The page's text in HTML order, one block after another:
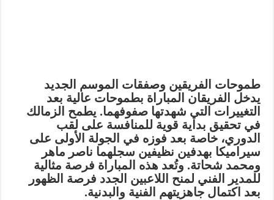
طموحات الفريقين وصفقات الموسم الجديد
يدخل الفريقان المباراة بطموحات عالية بعد
التغييرات التي شهدتها صفوفهما. يطمح الزمالك
في تحقيق بداية قوية للمنافسة على لقب
الدوري، خاصة بعد فوزه في الجولة الأولى على
سيراميكا بهدفين نظيفين سجلهما ناصر ماهر
ومحمد شحاتة. وتُعد هذه المباراة فرصة مثالية
للمدير الفني لمنح اللاعبين الجدد فرصة الظهور
بعد اكتمال جاهزيتهم الفنية والبدنية.